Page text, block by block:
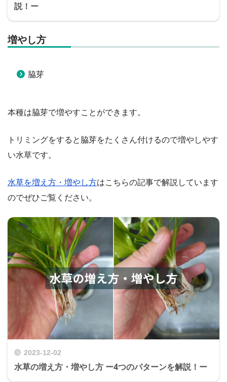
説！ー
増やし方
脇芽
本種は脇芽で増やすことができます。
トリミングをすると脇芽をたくさん付けるので増やしやす
い水草です。
水草を増え方・増やし方はこちらの記事で解説しています
のでぜひご覧ください。
2023-12-02
水草の増え方・増やし方 ー4つのパターンを解説！ー